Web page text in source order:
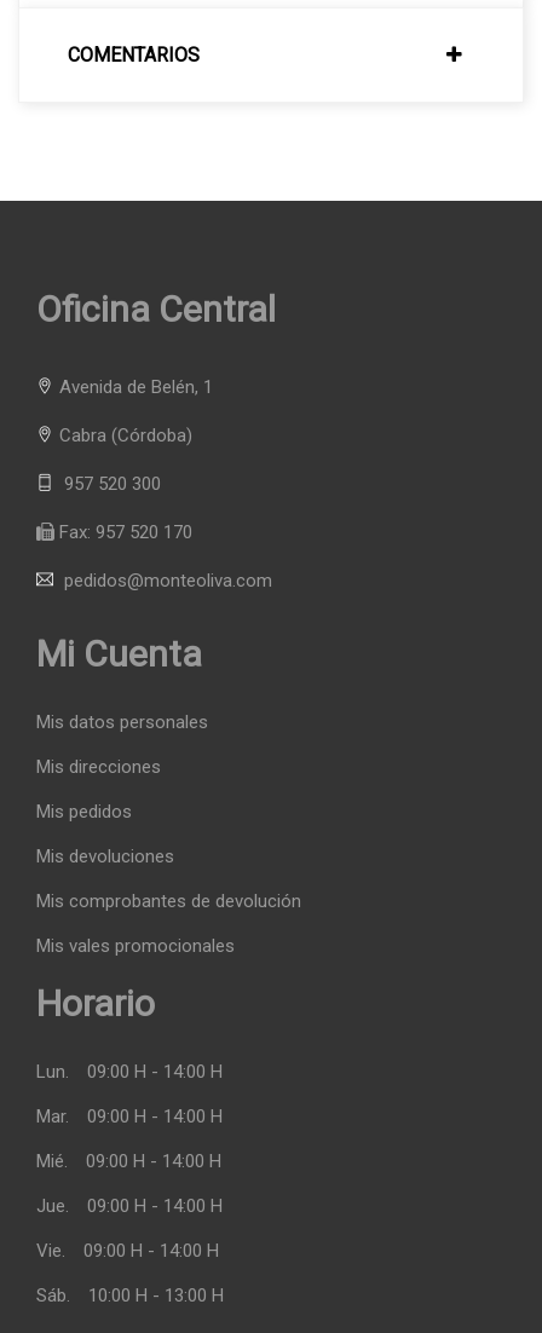
COMENTARIOS
Oficina Central
Avenida de Belén, 1
Cabra (Córdoba)
957 520 300
Fax: 957 520 170
pedidos@monteoliva.com
Mi Cuenta
Mis datos personales
Mis direcciones
Mis pedidos
Mis devoluciones
Mis comprobantes de devolución
Mis vales promocionales
Horario
Lun. 09:00 H - 14:00 H
Mar. 09:00 H - 14:00 H
Mié. 09:00 H - 14:00 H
Jue. 09:00 H - 14:00 H
Vie. 09:00 H - 14:00 H
Sáb. 10:00 H - 13:00 H